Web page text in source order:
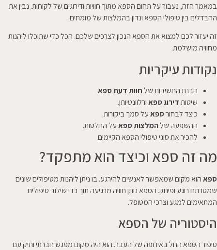
במאמר הזה, נעבור על תחום הספא מתוך חוויות ודירוגים של לקוחות. נבין את
ההבדלים בין טיפולי הספא ונדון בהמלצות של מומחים.
זה יעזור לכם למצוא את הספא הנכון לצרכים שלכם. הכל כדי שתוכלו ליהנות
מחוויה מושלמת.
נקודות עיקריות
הבנת החשיבות שלחוות דעת ספא.
שיטותדירוג ספאורלוונטיותן.
כיצד לבחורספאעל סמך ביקורות.
ההשפעה שלהמלצות ספאעל החלטות.
להכיר את סוגי טיפולי הספא הקיימים.
מה זה ספא וכיצד הוא מתפקד?
ספאהוא מקום שמאפשר לאנשים להירגע. בו ניתן ליהנות מטיפולים שונים
שמטרתם רוגע ופינוק. הספא נותן חוויה מרגיעה תוך כדי שילוב טיפולים
המתאימים למגע וצרכי המטופל.
היסטוריה של הספא
סיפור הספא החל באירופה של העבר. הוא היה מקום מפגש חברתי ותיק עם